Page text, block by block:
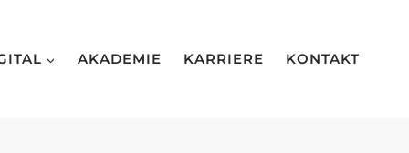
AKADEMIE KARRIERE KONTAKT